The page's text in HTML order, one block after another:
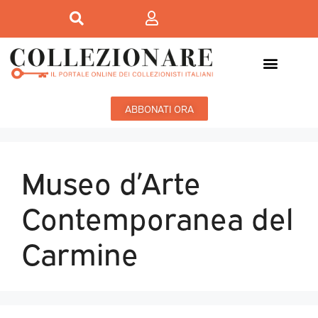
ABBONATI ORA
Museo d’Arte
Contemporanea del
Carmine